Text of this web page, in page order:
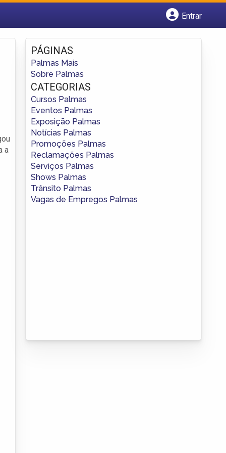
Entrar
Fazer login
Criar conta
a
PÁGINAS
Palmas Mais
Sobre Palmas
CATEGORIAS
Cursos Palmas
Eventos Palmas
Exposição Palmas
Notícias Palmas
Promoções Palmas
Reclamações Palmas
Serviços Palmas
Shows Palmas
Trânsito Palmas
Vagas de Empregos Palmas